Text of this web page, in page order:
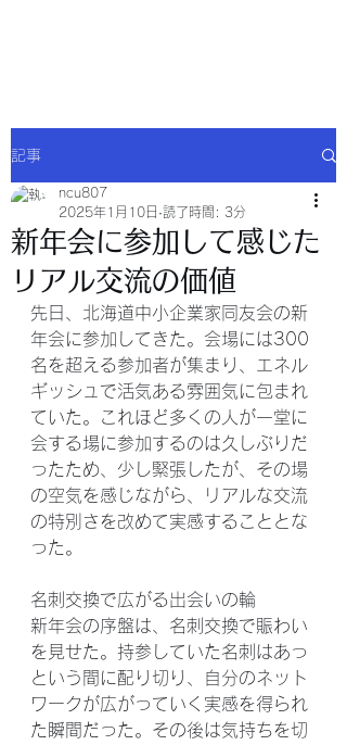
記事
新年会に参加して感じた
リアル交流の価値
ncu807
2025年1月10日 読了時間: 3分
先日、北海道中小企業家同友会の新
年会に参加してきた。会場には300
名を超える参加者が集まり、エネル
ギッシュで活気ある雰囲気に包まれ
ていた。これほど多くの人が一堂に
会する場に参加するのは久しぶりだ
ったため、少し緊張したが、その場
の空気を感じながら、リアルな交流
の特別さを改めて実感することとな
った。
名刺交換で広がる出会いの輪
新年会の序盤は、名刺交換で賑わい
を見せた。持参していた名刺はあっ
という間に配り切り、自分のネット
ワークが広がっていく実感を得られ
た瞬間だった。その後は気持ちを切